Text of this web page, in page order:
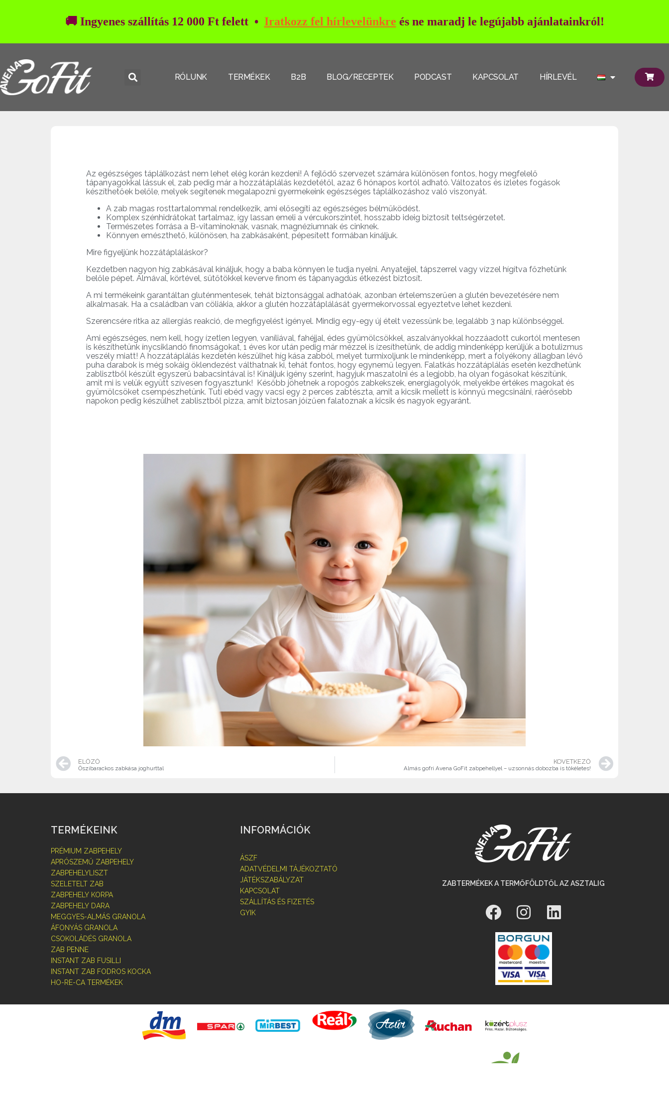
🚚 Ingyenes szállítás 12 000 Ft felett • Iratkozz fel hírlevelünkre és ne maradj le legújabb ajánlatainkról!
RÓLUNK TERMÉKEK B2B BLOG/RECEPTEK PODCAST KAPCSOLAT HÍRLEVÉL
Az egészséges táplálkozást nem lehet elég korán kezdeni! A fejlődő szervezet számára különösen fontos, hogy megfelelő
tápanyagokkal lássuk el, zab pedig már a hozzátáplálás kezdetétől, azaz 6 hónapos kortól adható. Változatos és ízletes fogások
készíthetőek belőle, melyek segítenek megalapozni gyermekeink egészséges táplálkozáshoz való viszonyát.
A zab magas rosttartalommal rendelkezik, ami elősegíti az egészséges bélműködést.
Komplex szénhidrátokat tartalmaz, így lassan emeli a vércukorszintet, hosszabb ideig biztosít teltségérzetet.
Természetes forrása a B-vitaminoknak, vasnak, magnéziumnak és cinknek.
Könnyen emészthető, különösen, ha zabkásaként, pépesített formában kínáljuk.
Mire figyeljünk hozzátápláláskor?
Kezdetben nagyon híg zabkásával kínáljuk, hogy a baba könnyen le tudja nyelni. Anyatejjel, tápszerrel vagy vízzel hígítva főzhetünk
belőle pépet. Almával, körtével, sütőtökkel keverve finom és tápanyagdús étkezést biztosít.
A mi termékeink garantáltan gluténmentesek, tehát biztonsággal adhatóak, azonban értelemszerűen a glutén bevezetésére nem
alkalmasak. Ha a családban van cöliákia, akkor a glutén hozzátáplálását gyermekorvossal egyeztetve lehet kezdeni.
Szerencsére ritka az allergiás reakció, de megfigyelést igényel. Mindig egy-egy új ételt vezessünk be, legalább 3 nap különbséggel.
Ami egészséges, nem kell, hogy ízetlen legyen, vaníliával, fahéjjal, édes gyümölcsökkel, aszalványokkal hozzáadott cukortól mentesen
is készíthetünk ínycsiklandó finomságokat, 1 éves kor után pedig már mézzel is ízesíthetünk, de addig mindenképp kerüljük a botulizmus
veszély miatt! A hozzátáplálás kezdetén készülhet híg kása zabból, melyet turmixoljunk le mindenképp, mert a folyékony állagban lévő
puha darabok is még sokáig öklendezést válthatnak ki, tehát fontos, hogy egynemű legyen. Falatkás hozzátáplálás esetén kezdhetünk
zablisztből készült egyszerű babacsintával is! Kínáljuk igény szerint, hagyjuk maszatolni és a legjobb, ha olyan fogásokat készítünk,
amit mi is velük együtt szívesen fogyasztunk! Később jöhetnek a ropogós zabkekszek, energiagolyók, melyekbe értékes magokat és
gyümölcsöket csempészhetünk. Tuti ebéd vagy vacsi egy 2 perces zabtészta, amit a kicsik mellett is könnyű megcsinálni, ráérősebb
napokon pedig készülhet zablisztből pizza, amit biztosan jóízűen falatoznak a kicsik és nagyok egyaránt.
ELŐZŐ
Őszibarackos zabkása joghurttal
KÖVETKEZŐ
Almás gofri Avena GoFit zabpehellyel – uzsonnás dobozba is tökéletes!
TERMÉKEINK
PRÉMIUM ZABPEHELY
APRÓSZEMŰ ZABPEHELY
ZABPEHELYLISZT
SZELETELT ZAB
ZABPEHELY KORPA
ZABPEHELY DARA
MEGGYES-ALMÁS GRANOLA
ÁFONYÁS GRANOLA
CSOKOLÁDÉS GRANOLA
ZAB PENNE
INSTANT ZAB FUSILLI
INSTANT ZAB FODROS KOCKA
HO-RE-CA TERMÉKEK
INFORMÁCIÓK
ÁSZF
ADATVÉDELMI TÁJÉKOZTATÓ
JÁTÉKSZABÁLYZAT
KAPCSOLAT
SZÁLLÍTÁS ÉS FIZETÉS
GYIK
ZABTERMÉKEK A TERMŐFÖLDTŐL AZ ASZTALIG